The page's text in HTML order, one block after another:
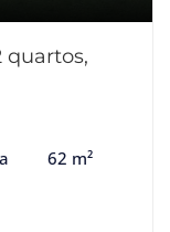
quartos,
62 m²